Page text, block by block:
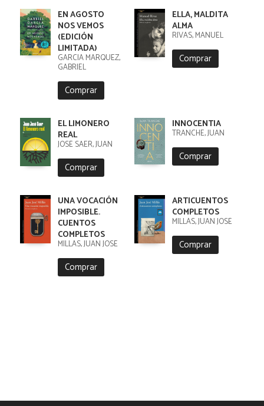
EN AGOSTO
NOS VEMOS
(EDICIÓN
LIMITADA)
GARCIA MARQUEZ,
GABRIEL
Comprar
ELLA, MALDITA
ALMA
RIVAS, MANUEL
Comprar
EL LIMONERO
REAL
JOSÉ SAER, JUAN
Comprar
INNOCENTIA
TRANCHE, JUAN
Comprar
UNA VOCACIÓN
IMPOSIBLE.
CUENTOS
COMPLETOS
MILLÁS, JUAN JOSÉ
Comprar
ARTICUENTOS
COMPLETOS
MILLÁS, JUAN JOSÉ
Comprar